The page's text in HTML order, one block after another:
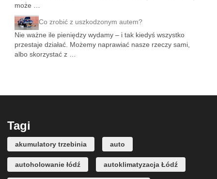
może …
Co zrobić z uszkodzonym autem?
Nie ważne ile pieniędzy wydamy – i tak kiedyś wszystko
przestaje działać. Możemy naprawiać nasze rzeczy sami,
albo skorzystać z …
Tagi
akumulatory trzebinia auto
autoholowanie łódź autoklimatyzacja Łódź